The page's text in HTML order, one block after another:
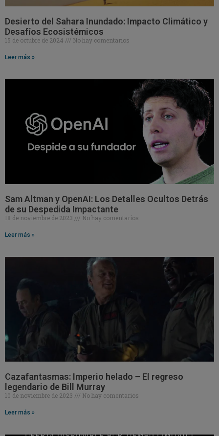
Desierto del Sahara Inundado: Impacto Climático y
Desafíos Ecosistémicos
15 de octubre de 2024 No hay comentarios
Leer más »
Sam Altman y OpenAI: Los Detalles Ocultos Detrás
de su Despedida Impactante
18 de noviembre de 2023 No hay comentarios
Leer más »
Cazafantasmas: Imperio helado – El regreso
legendario de Bill Murray
10 de noviembre de 2023 No hay comentarios
Leer más »